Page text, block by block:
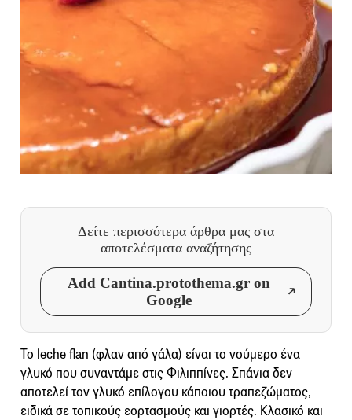
Δείτε περισσότερα άρθρα μας στα
αποτελέσματα αναζήτησης
Add Cantina.protothema.gr on
Google
Το leche flan (φλαν από γάλα) είναι το νούμερο ένα
γλυκό που συναντάμε στις Φιλιππίνες. Σπάνια δεν
αποτελεί τον γλυκό επίλογου κάποιου τραπεζώματος,
ειδικά σε τοπικούς εορτασμούς και γιορτές. Κλασικό και